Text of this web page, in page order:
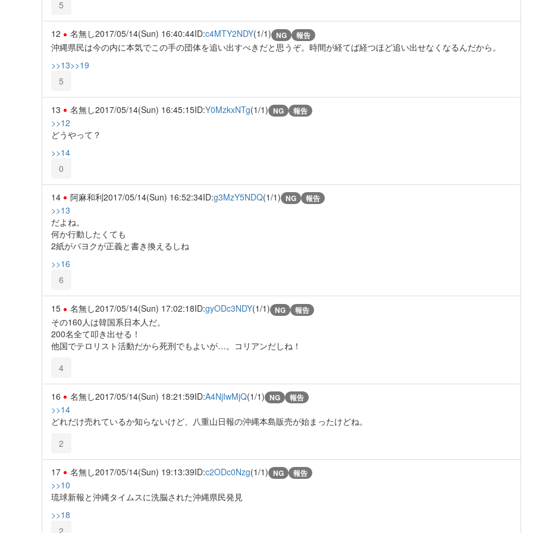
5
12 名無し2017/05/14(Sun) 16:40:44ID:c4MTY2NDY(1/1) NG 報告
沖縄県民は今の内に本気でこの手の団体を追い出すべきだと思うぞ。時間が経てば経つほど追い出せなくなるんだから。
>>13>>19
5
13 名無し2017/05/14(Sun) 16:45:15ID:Y0MzkxNTg(1/1) NG 報告
>>12
どうやって？
>>14
0
14 阿麻和利2017/05/14(Sun) 16:52:34ID:g3MzY5NDQ(1/1) NG 報告
>>13
だよね。
何か行動したくても
2紙がパヨクが正義と書き換えるしね
>>16
6
15 名無し2017/05/14(Sun) 17:02:18ID:gyODc3NDY(1/1) NG 報告
その160人は韓国系日本人だ。
200名全て叩き出せる！
他国でテロリスト活動だから死刑でもよいが…。コリアンだしね！
4
16 名無し2017/05/14(Sun) 18:21:59ID:A4NjIwMjQ(1/1) NG 報告
>>14
どれだけ売れているか知らないけど、八重山日報の沖縄本島販売が始まったけどね。
2
17 名無し2017/05/14(Sun) 19:13:39ID:c2ODc0Nzg(1/1) NG 報告
>>10
琉球新報と沖縄タイムスに洗脳された沖縄県民発見
>>18